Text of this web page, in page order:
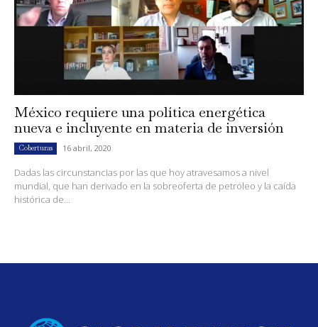
México requiere una política energética
nueva e incluyente en materia de inversión
Coberturas 16 abril, 2020
Dadas las circunstancias por las que hoy atravesamos a nivel
mundial, que han derivado en la sobreoferta de petróleo y la caída
histórica de...